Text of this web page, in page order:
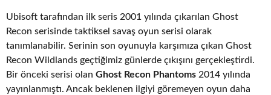
Ubisoft tarafından ilk seris 2001 yılında çıkarılan Ghost
Recon serisinde taktiksel savaş oyun serisi olarak
tanımlanabilir. Serinin son oyunuyla karşımıza çıkan Ghost
Recon Wildlands geçtiğimiz günlerde çıkışını gerçekleştirdi.
Bir önceki serisi olan Ghost Recon Phantoms 2014 yılında
yayınlanmıştı. Ancak beklenen ilgiyi göremeyen oyun daha